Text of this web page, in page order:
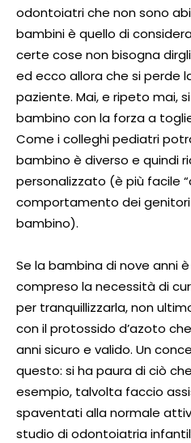
odontoiatri che non sono
bambini è quello di
certe cose non bisogna
ed ecco allora che si perde
paziente. Mai, e ripeto mai,
bambino con la forza a
Come i colleghi pediatri
bambino è diverso e quindi
personalizzato (è più facile
comportamento dei
bambino).
Se la bambina di nove anni
compreso la necessità di
per tranquillizzarla, non
con il protossido d’azoto
anni sicuro e valido. Un
questo: si ha paura di ciò
esempio, talvolta faccio
spaventati alla normale
studio di odontoiatria